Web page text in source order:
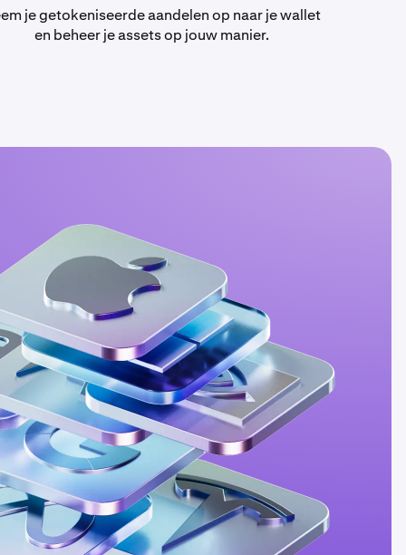
je getokeniseerde aandelen op naar je wallet
en beheer je assets op jouw manier.